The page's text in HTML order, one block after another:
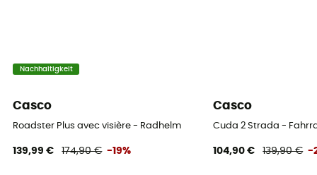
Nachhaltigkeit
Casco
Roadster Plus avec visière - Radhelm
139,99 € 174,90 € -19%
Casco
Cuda 2 Strada -
104,90 € 139,90 € -